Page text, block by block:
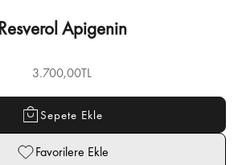
Resverol Apigenin
İndirimli fiyat
3.700,00TL
Sepete Ekle
Favorilere Ekle